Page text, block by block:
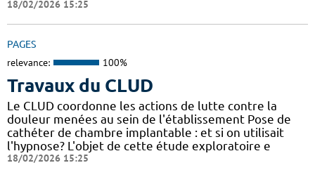
18/02/2026 15:25
PAGES
relevance: 100%
Travaux du CLUD
Le CLUD coordonne les actions de lutte contre la
douleur menées au sein de l'établissement Pose de
cathéter de chambre implantable : et si on utilisait
l'hypnose? L'objet de cette étude exploratoire e
18/02/2026 15:25